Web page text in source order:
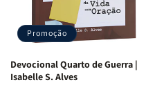
Promoção
Devocional Quarto de Guerra |
Isabelle S. Alves